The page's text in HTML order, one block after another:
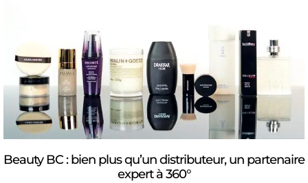
Beauty BC : bien plus qu’un distributeur, un partenaire
expert à 360°